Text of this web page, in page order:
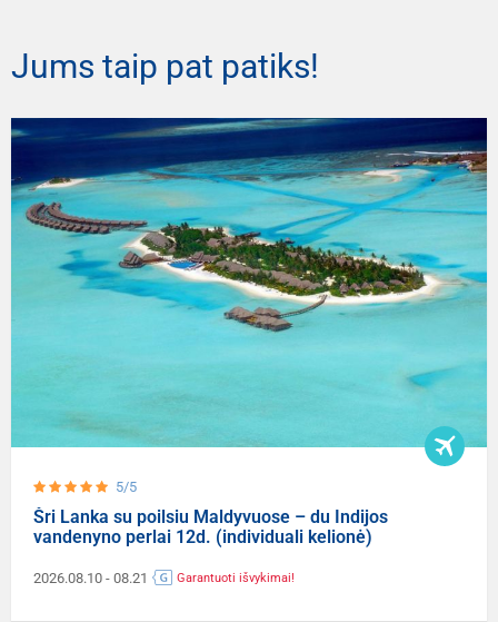
Jums taip pat patiks!
5/5
Šri Lanka su poilsiu Maldyvuose – du Indijos
vandenyno perlai 12d. (individuali kelionė)
2026.08.10 - 08.21 Garantuoti išvykimai!